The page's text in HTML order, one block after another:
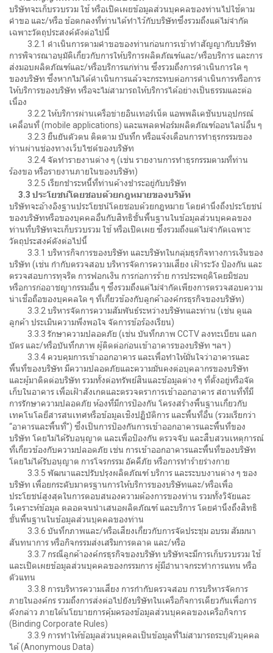
บริษัทจะเก็บรวบรวม ใช้ หรือเปิดเผยข้อมูลส่วนบุคคลของท่านไปใช้ตาม
คำขอ และ/หรือ ข้อตกลงที่ท่านได้ทำไว้กับบริษัทซึ่งรวมถึงแต่ไม่จำกัด
เฉพาะวัตถุประสงค์ดังต่อไปนี้
3.2.1 ดำเนินการตามคำขอของท่านก่อนการเข้าทำสัญญากับบริษัท
การพิจารณาอนุมัติเกี่ยวกับการให้บริการผลิตภัณฑ์และ/หรือบริการ และการ
ส่งมอบผลิตภัณฑ์และ/หรือบริการแก่ท่าน ซึ่งรวมถึงการดำเนินการใด ๆ
ของบริษัท ซึ่งหากไม่ได้ดำเนินการแล้วจะกระทบต่อการดำเนินการหรือการ
ให้บริการของบริษัท หรือจะไม่สามารถให้บริการได้อย่างเป็นธรรมและต่อ
เนื่อง
3.2.2 ให้บริการผ่านเครือข่ายอินเทอร์เน็ต แอพพลิเคชันบนอุปกรณ์
เคลื่อนที่ (mobile applications) และแพลตฟอร์มผลิตภัณฑ์ออนไลน์อื่น ๆ
3.2.3 ยืนยันตัวตน ติดตาม บันทึก หรือแจ้งเตือนการทำธุรกรรมของ
ท่านผ่านช่องทางเว็บไซต์ของบริษัท
3.2.4 จัดทำรายงานต่าง ๆ (เช่น รายงานการทำธุรกรรมตามที่ท่าน
ร้องขอ หรือรายงานภายในของบริษัท)
3.2.5 เรียกชำระหนี้ที่ท่านค้างชำระอยู่กับบริษัท
3.3 ประโยชน์โดยชอบด้วยกฎหมายของบริษัท
บริษัทจะอ้างอิงฐานประโยชน์โดยชอบด้วยกฎหมาย โดยคำนึงถึงประโยชน์
ของบริษัทหรือของบุคคลอื่นกับสิทธิขั้นพื้นฐานในข้อมูลส่วนบุคคลของ
ท่านที่บริษัทจะเก็บรวบรวม ใช้ หรือเปิดเผย ซึ่งรวมถึงแต่ไม่จำกัดเฉพาะ
วัตถุประสงค์ดังต่อไปนี้
3.3.1 บริหารกิจการของบริษัท และบริษัทในกลุ่มธุรกิจทางการเงินของ
บริษัท (เช่น กำกับตรวจสอบ บริหารจัดการความเสี่ยง เฝ้าระวัง ป้องกัน และ
ตรวจสอบการทุจริต การฟอกเงิน การก่อการร้าย การประพฤติโดยมิชอบ
หรือการก่ออาชญากรรมอื่น ๆ ซึ่งรวมถึงแต่ไม่จำกัดเพียงการตรวจสอบความ
น่าเชื่อถือของบุคคลใด ๆ ที่เกี่ยวข้องกับลูกค้าองค์กรธุรกิจของบริษัท)
3.3.2 บริหารจัดการความสัมพันธ์ระหว่างบริษัทและท่าน (เช่น ดูแล
ลูกค้า ประเมินความพึงพอใจ จัดการข้อร้องเรียน)
3.3.3 รักษาความปลอดภัย (เช่น บันทึกภาพ CCTV ลงทะเบียน แลก
บัตร และ/หรือบันทึกภาพ ผู้ติดต่อก่อนเข้าอาคารของบริษัท ฯลฯ )
3.3.4 ควบคุมการเข้าออกอาคาร และเพื่อทำให้มั่นใจว่าอาคารและ
พื้นที่ของบริษัท มีความปลอดภัยและความมั่นคงต่อบุคลากรของบริษัท
และผู้มาติดต่อบริษัท รวมทั้งต่อทรัพย์สินและข้อมูลต่าง ๆ ที่ตั้งอยู่หรือจัด
เก็บในอาคาร เพื่อเฝ้าสังเกตและตรวจตราการเข้าออกอาคาร สถานที่ที่มี
การรักษาความปลอดภัย ห้องที่มีการป้องกัน โครงสร้างพื้นฐานเกี่ยวกับ
เทคโนโลยีสารสนเทศหรือข้อมูลเชิงปฏิบัติการ และพื้นที่อื่น (รวมเรียกว่า
“อาคารและพื้นที่”) ซึ่งเป็นการป้องกันการเข้าออกอาคารและพื้นที่ของ
บริษัท โดยไม่ได้รับอนุญาต และเพื่อป้องกัน ตรวจจับ และสืบสวนเหตุการณ์
ที่เกี่ยวข้องกับความปลอดภัย เช่น การเข้าออกอาคารและพื้นที่ของบริษัท
โดยไม่ได้รับอนุญาต การโจรกรรม อัคคีภัย หรือการทำร้ายร่างกาย
3.3.5 พัฒนาและปรับปรุงผลิตภัณฑ์ บริการ และระบบงานต่าง ๆ ของ
บริษัท เพื่อยกระดับมาตรฐานการให้บริการของบริษัทและ/หรือเพื่อ
ประโยชน์สูงสุดในการตอบสนองความต้องการของท่าน รวมทั้งวิจัยและ
วิเคราะห์ข้อมูล ตลอดจนนำเสนอผลิตภัณฑ์ และบริการ โดยคำนึงถึงสิทธิ
ขั้นพื้นฐานในข้อมูลส่วนบุคคลของท่าน
3.3.6 บันทึกภาพและ/หรือเสียงเกี่ยวกับการจัดประชุม อบรม สัมมนา
สันทนาการ หรือกิจกรรมส่งเสริมการตลาด และ/หรือ
3.3.7 กรณีลูกค้าองค์กรธุรกิจของบริษัท บริษัทจะมีการเก็บรวบรวม ใช้
และเปิดเผยข้อมูลส่วนบุคคลของกรรมการ ผู้มีอำนาจกระทำการแทน หรือ
ตัวแทน
3.3.8 การบริหารความเสี่ยง การกำกับตรวจสอบ การบริหารจัดการ
ภายในองค์กร รวมถึงการส่งต่อไปยังบริษัทในเครือกิจการเดียวกันเพื่อการ
ดังกล่าว ภายใต้นโยบายการคุ้มครองข้อมูลส่วนบุคคลของเครือกิจการ
(Binding Corporate Rules)
3.3.9 การทำให้ข้อมูลส่วนบุคคลเป็นข้อมูลที่ไม่สามารถระบุตัวบุคคล
ได้ (Anonymous Data)